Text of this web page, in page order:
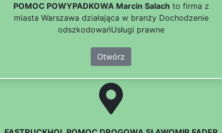
POMOC POWYPADKOWA Marcin Salach to firma z
miasta Warszawa działająca w branży Dochodzenie
odszkodowańUsługi prawne
Otwórz